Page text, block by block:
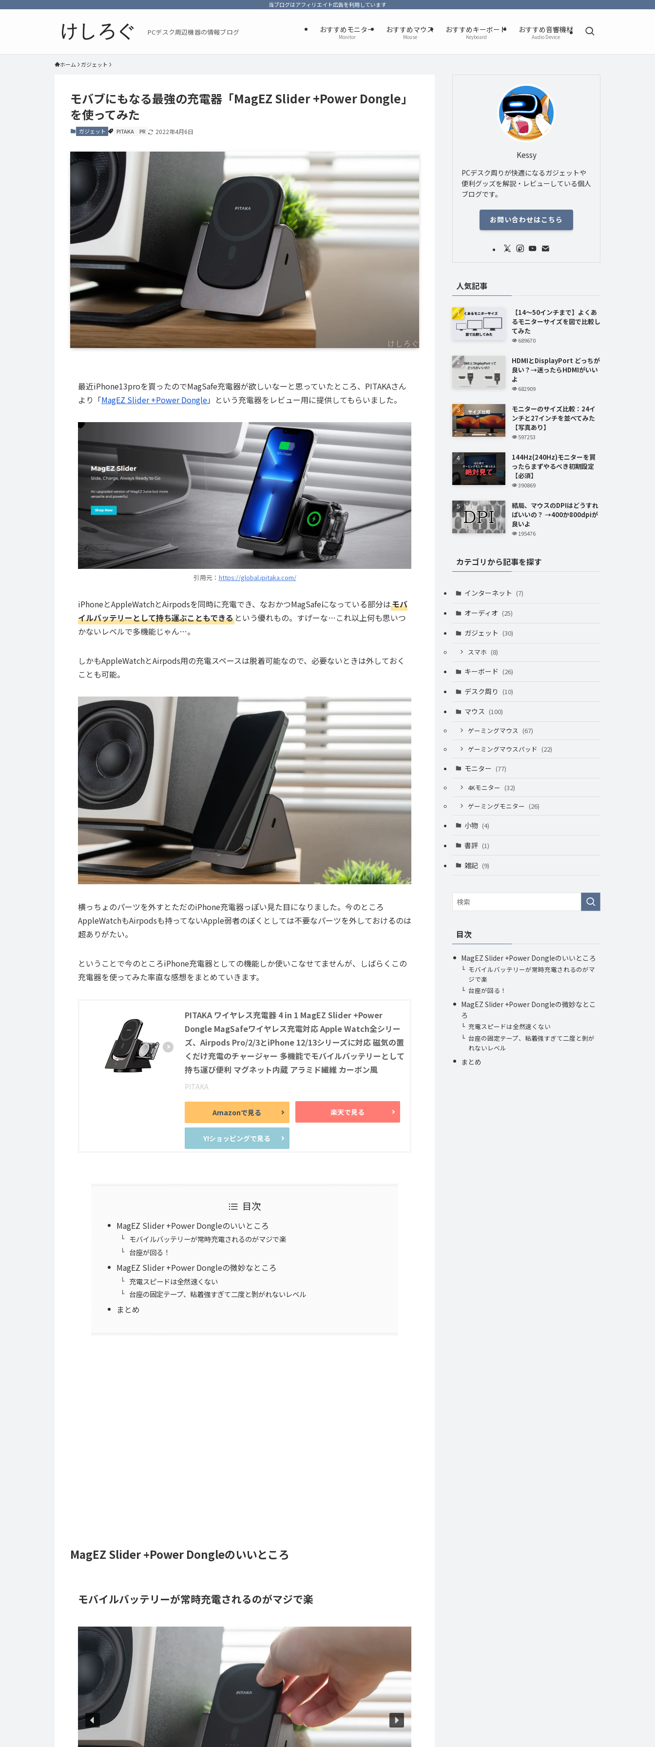
当ブログはアフィリエイト広告を利用しています
PCデスク周辺機器の情報ブログ おすすめモニター
Monitor
おすすめマウス
Mouse
おすすめキーボード
Keyboard
おすすめ音響機材
Audio Device
ホーム ガジェット
モバブにもなる最強の充電器「MagEZ Slider +Power Dongle」
を使ってみた
ガジェット PITAKA PR 2022年4月6日
最近iPhone13proを買ったのでMagSafe充電器が欲しいなーと思っていたところ、PITAKAさん
より「MagEZ Slider +Power Dongle」という充電器をレビュー用に提供してもらいました。
引用元： https://global.ipitaka.com/
iPhoneとAppleWatchとAirpodsを同時に充電でき、なおかつMagSafeになっている部分はモバ
イルバッテリーとして持ち運ぶこともできる という優れもの。すげーな…これ以上何も思いつ
かないレベルで多機能じゃん…。
しかもAppleWatchとAirpods用の充電スペースは脱着可能なので、必要ないときは外しておく
ことも可能。
横っちょのパーツを外すとただのiPhone充電器っぽい見た目になりました。今のところ
AppleWatchもAirpodsも持ってないApple弱者のぼくとしては不要なパーツを外しておけるのは
超ありがたい。
ということで今のところiPhone充電器としての機能しか使いこなせてませんが、しばらくこの
充電器を使ってみた率直な感想をまとめていきます。
PITAKA ワイヤレス充電器 4 in 1 MagEZ Slider +Power
Dongle MagSafeワイヤレス充電対応 Apple Watch全シリー
ズ、Airpods Pro/2/3とiPhone 12/13シリーズに対応 磁気の置
くだけ充電のチャージャー 多機能でモバイルバッテリーとして
持ち運び便利 マグネット内蔵 アラミド繊維 カーボン風
PITAKA
Amazonで見る 楽天で見る
Y!ショッピングで見る
目次
MagEZ Slider +Power Dongleのいいところ
モバイルバッテリーが常時充電されるのがマジで楽
台座が回る！
MagEZ Slider +Power Dongleの微妙なところ
充電スピードは全然速くない
台座の固定テープ、粘着強すぎて二度と剝がれないレベル
まとめ
MagEZ Slider +Power Dongleのいいところ
モバイルバッテリーが常時充電されるのがマジで楽
Kessy
PCデスク周りが快適になるガジェットや
便利グッズを解説・レビューしている個人
ブログです。
お問い合わせはこちら
人気記事
【14～50インチまで】よくあ
るモニターサイズを図で比較し
てみた
689670
HDMIとDisplayPort どっちが
良い？→迷ったらHDMIがいい
よ
682909
モニターのサイズ比較：24イ
ンチと27インチを並べてみた
【写真あり】
597253
144Hz(240Hz)モニターを買
ったらまずやるべき初期設定
【必須】
390869
結局、マウスのDPIはどうすれ
ばいいの？ →400か800dpiが
良いよ
195476
カテゴリから記事を探す
インターネット (7)
オーディオ (25)
ガジェット (30)
スマホ (8)
キーボード (26)
デスク周り (10)
マウス (100)
ゲーミングマウス (67)
ゲーミングマウスパッド (22)
モニター (77)
4Kモニター (32)
ゲーミングモニター (26)
小物 (4)
書評 (1)
雑記 (9)
目次
MagEZ Slider +Power Dongleのいいところ
モバイルバッテリーが常時充電されるのがマ
ジで楽
台座が回る！
MagEZ Slider +Power Dongleの微妙なとこ
ろ
充電スピードは全然速くない
台座の固定テープ、粘着強すぎて二度と剝が
れないレベル
まとめ